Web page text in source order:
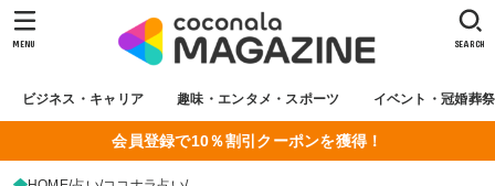
ビジネス・キャリア 趣味・エンタメ・スポーツ イベント・冠婚葬祭
SEARCH
MENU
会員登録で10％割引クーポンを獲得！